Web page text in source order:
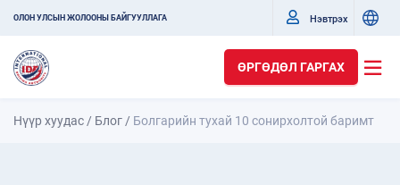
ОЛОН УЛСЫН ЖОЛООНЫ БАЙГУУЛЛАГА Нэвтрэх
ӨРГӨДӨЛ ГАРГАХ
Нүүр хуудас / Блог / Болгарийн тухай 10 сонирхолтой баримт